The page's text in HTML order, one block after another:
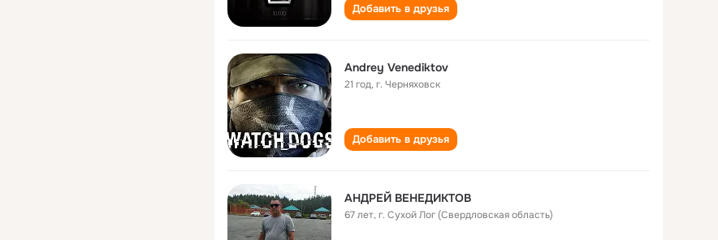
Добавить в друзья
Andrey Venediktov
21 год,г. Черняховск
Добавить в друзья
АНДРЕЙ ВЕНЕДИКТОВ
67 лет,г. Сухой Лог (Свердловская область)